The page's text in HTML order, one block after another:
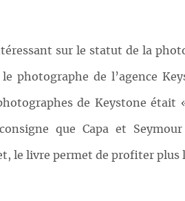
sur le statut de la
photographe de l’agence
de Keystone était
que Capa et
le livre permet de profiter plus